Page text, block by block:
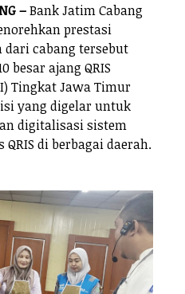
–Bank Jatim Cabang
prestasi
dari cabang tersebut
besar ajang QRIS
Tingkat Jawa Timur
yang digelar untuk
digitalisasi sistem
di berbagai daerah.